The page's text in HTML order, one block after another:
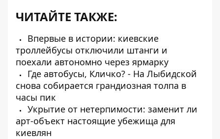
ЧИТАЙТЕ ТАКЖЕ:
Впервые в истории: киевские
троллейбусы отключили штанги и
поехали автономно через ярмарку
Где автобусы, Кличко? - На Лыбидской
снова собирается грандиозная толпа в
часы пик
Укрытие от нетерпимости: заменит ли
арт-объект настоящие убежища для
киевлян